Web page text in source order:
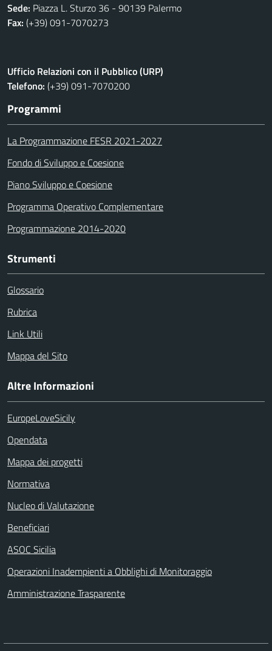
Sede: Piazza L. Sturzo 36 - 90139 Palermo
Fax: (+39) 091-7070273
Ufficio Relazioni con il Pubblico (URP)
Telefono: (+39) 091-7070200
Programmi
La Programmazione FESR 2021-2027
Fondo di Sviluppo e Coesione
Piano Sviluppo e Coesione
Programma Operativo Complementare
Programmazione 2014-2020
Strumenti
Glossario
Rubrica
Link Utili
Mappa del Sito
Altre Informazioni
EuropeLoveSicily
Opendata
Mappa dei progetti
Normativa
Nucleo di Valutazione
Beneficiari
ASOC Sicilia
Operazioni Inadempienti a Obblighi di Monitoraggio
Amministrazione Trasparente